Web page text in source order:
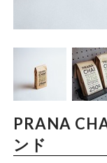
Trade Law
Privacy Policy
PRANA
ンド